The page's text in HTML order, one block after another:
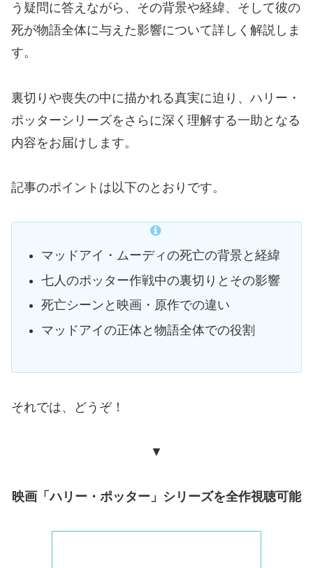
う疑問に答えながら、その背景や経緯、そして彼の
死が物語全体に与えた影響について詳しく解説しま
す。
裏切りや喪失の中に描かれる真実に迫り、ハリー・
ポッターシリーズをさらに深く理解する一助となる
内容をお届けします。
記事のポイントは以下のとおりです。
マッドアイ・ムーディの死亡の背景と経緯
七人のポッター作戦中の裏切りとその影響
死亡シーンと映画・原作での違い
マッドアイの正体と物語全体での役割
それでは、どうぞ！
▼
映画「ハリー・ポッター」シリーズを全作視聴可能